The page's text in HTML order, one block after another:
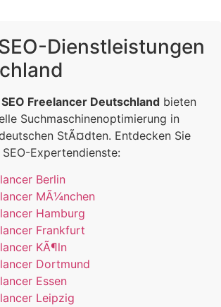
Dienstleistungen
SEO Freelancer Deutschland bieten
Suchmaschinenoptimierung in
StÃ¤dten. Entdecken Sie
Expertendienste:
Berlin
MÃ¼nchen
Hamburg
Frankfurt
KÃ¶ln
Dortmund
Essen
Leipzig